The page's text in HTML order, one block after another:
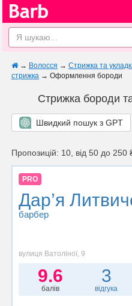
→ Волосся → Стрижка та
стрижка → Оформлення бороди
Стрижка бороди
Швидкий пошук з GPT
Пропозицій: 10, від 50 до 250
PRO
Дар’я
барбер
вулиця Ватоліної, 9
9.6
балів
3
відгука